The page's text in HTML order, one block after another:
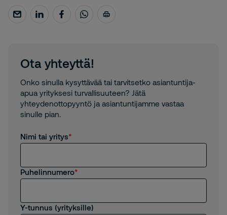
Ota yhteyttä!
Onko sinulla kysyttävää tai tarvitsetko asiantuntija-
apua yrityksesi turvallisuuteen? Jätä
yhteydenottopyyntö ja asiantuntijamme vastaa
sinulle pian.
Nimi tai yritys
Puhelinnumero
Y-tunnus (yrityksille)